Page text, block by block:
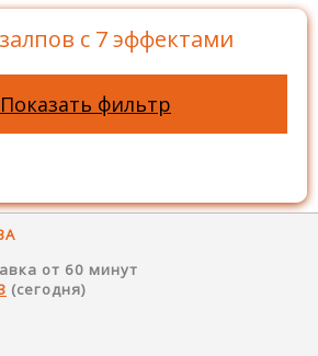
с 7 эффектами
Показать фильтр
от 60 минут
(сегодня)